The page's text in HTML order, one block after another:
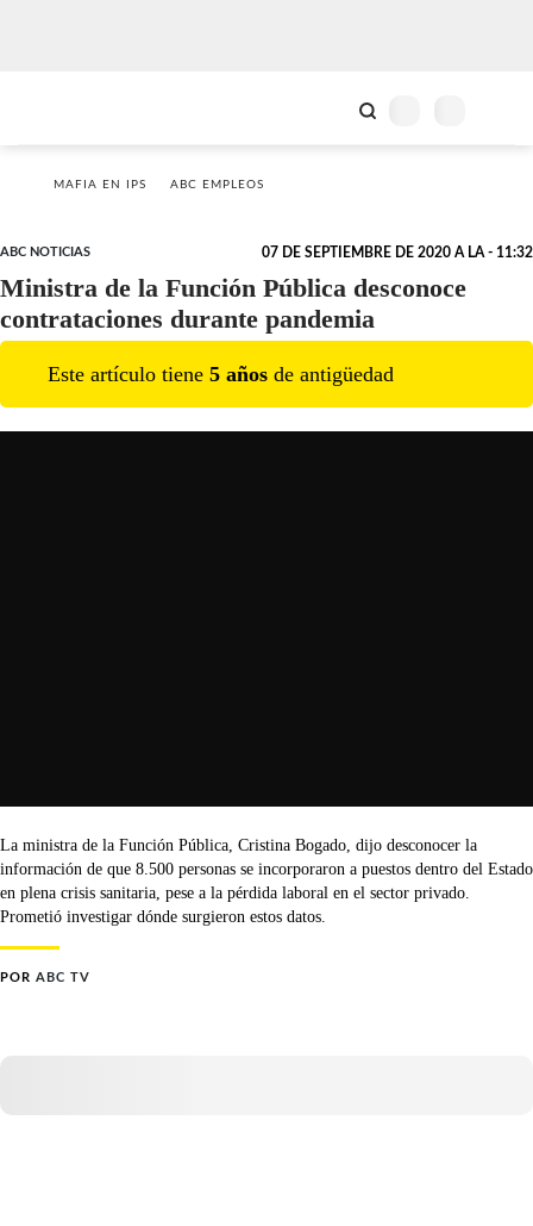
MAFIA EN IPS ABC EMPLEOS
ABC NOTICIAS 07 DE SEPTIEMBRE DE 2020 A LA - 11:32
Ministra de la Función Pública desconoce
contrataciones durante pandemia
Este artículo tiene 5 años de antigüedad
La ministra de la Función Pública, Cristina Bogado, dijo desconocer la
información de que 8.500 personas se incorporaron a puestos dentro del Estado
en plena crisis sanitaria, pese a la pérdida laboral en el sector privado.
Prometió investigar dónde surgieron estos datos.
POR ABC TV